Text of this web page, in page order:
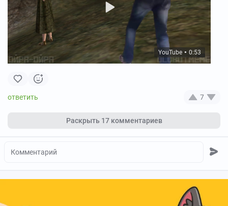
YouTube ● 0:53
7
Раскрыть 17 комментариев